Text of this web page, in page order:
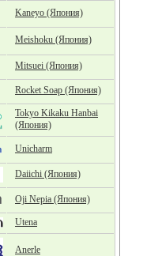
Kaneyo (Япония)
Meishoku (Япония)
Mitsuei (Япония)
Rocket Soap (Япония)
Tokyo Kikaku Hanbai
(Япония)
Unicharm
Daiichi (Япония)
Oji Nepia (Япония)
Utena
Anerle